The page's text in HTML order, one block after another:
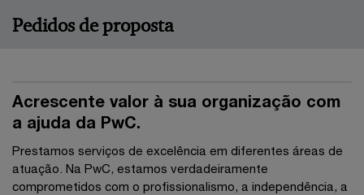
Pedidos de proposta
Acrescente valor à sua organização com
a ajuda da PwC.
Prestamos serviços de excelência em diferentes áreas de
atuação. Na PwC, estamos verdadeiramente
comprometidos com o profissionalismo, a independência, a